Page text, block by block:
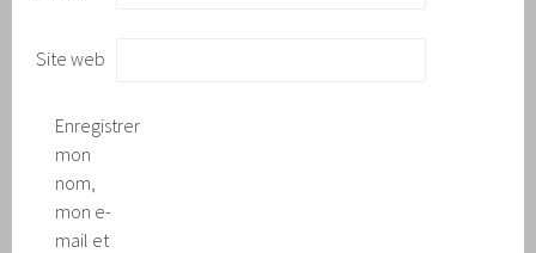
Site web
Enregistrer
mon
nom,
mon e-
mail et